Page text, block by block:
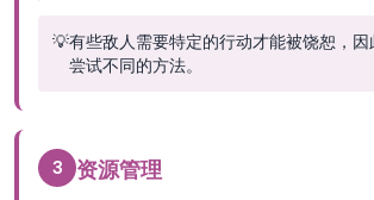
💡有些敌人需要特定的行动才能被饶恕，
尝试不同的方法。
3 资源管理